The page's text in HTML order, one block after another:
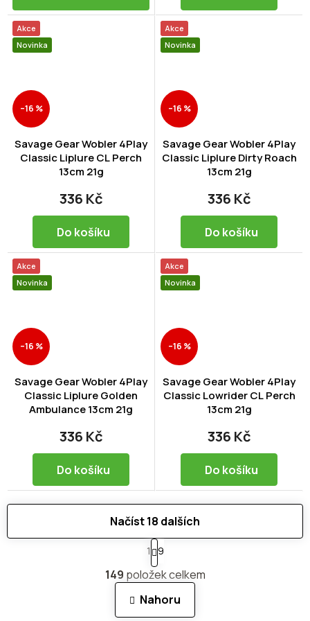
Akce
Novinka
–16 %
Savage Gear Wobler 4Play
Classic Liplure CL Perch
13cm 21g
336 Kč
Do košíku
Akce
Novinka
–16 %
Savage Gear Wobler 4Play
Classic Liplure Dirty Roach
13cm 21g
336 Kč
Do košíku
Akce
Novinka
–16 %
Savage Gear Wobler 4Play
Classic Liplure Golden
Ambulance 13cm 21g
336 Kč
Do košíku
Akce
Novinka
–16 %
Savage Gear Wobler 4Play
Classic Lowrider CL Perch
13cm 21g
336 Kč
Do košíku
O
v
l
á
Načíst 18 dalších
S
t
r
á
k
o
1 9
149 položek celkem
Nahoru